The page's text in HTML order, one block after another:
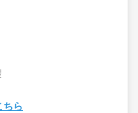
ちら